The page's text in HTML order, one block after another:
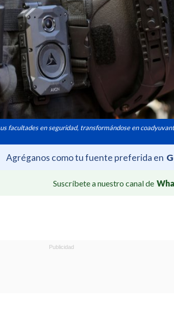
facultades en seguridad, transformándose en
Agréganos como tu fuente preferida en
Suscríbete a nuestro canal de